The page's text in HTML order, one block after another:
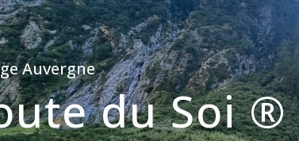
Auvergne
du Soi®